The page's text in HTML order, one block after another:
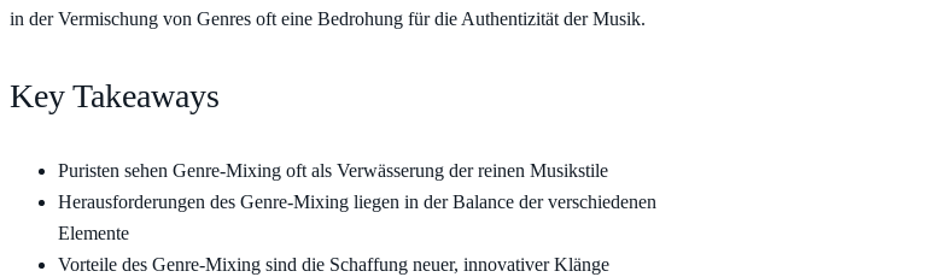
in der Vermischung von Genres oft eine Bedrohung für die Authentizität der Musik.
Key Takeaways
Puristen sehen Genre-Mixing oft als Verwässerung der reinen Musikstile
Herausforderungen des Genre-Mixing liegen in der Balance der verschiedenen
Elemente
Vorteile des Genre-Mixing sind die Schaffung neuer, innovativer Klänge